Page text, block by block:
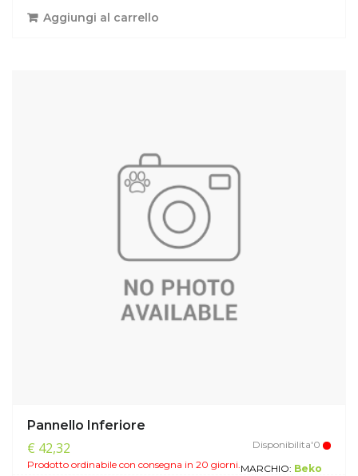
Aggiungi al carrello
Pannello Inferiore
€ 42,32
Disponibilita'0
Prodotto ordinabile con consegna in 20 giorni.MARCHIO: Beko